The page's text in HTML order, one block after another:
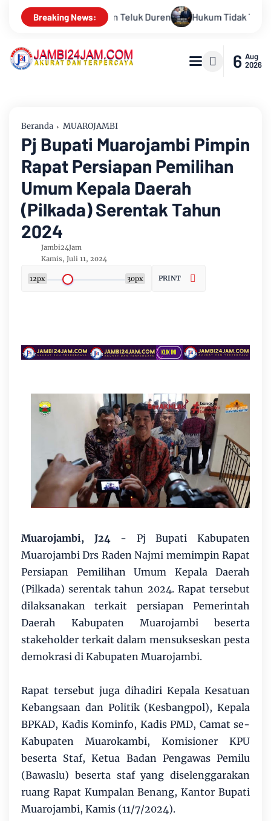
Breaking News:
Tidak Tunduk pada Persepsi: Kritik Terhadap Monopoli
6 Aug
2026
Beranda MUAROJAMBI
Pj Bupati Muarojambi Pimpin
Rapat Persiapan Pemilihan
Umum Kepala Daerah
(Pilkada) Serentak Tahun
2024
Jambi24Jam
Kamis, Juli 11, 2024
12px 30px PRINT
Muarojambi, J24- Pj Bupati Kabupaten
Muarojambi Drs Raden Najmi memimpin Rapat
Persiapan Pemilihan Umum Kepala Daerah
(Pilkada) serentak tahun 2024. Rapat tersebut
dilaksanakan terkait persiapan Pemerintah
Daerah Kabupaten Muarojambi beserta
stakeholder terkait dalam mensukseskan pesta
demokrasi di Kabupaten Muarojambi.
Rapat tersebut juga dihadiri Kepala Kesatuan
Kebangsaan dan Politik (Kesbangpol), Kepala
BPKAD, Kadis Kominfo, Kadis PMD, Camat se-
Kabupaten Muarokambi, Komisioner KPU
beserta Staf, Ketua Badan Pengawas Pemilu
(Bawaslu) beserta staf yang diselenggarakan
ruang Rapat Kumpalan Benang, Kantor Bupati
Muarojambi, Kamis (11/7/2024).